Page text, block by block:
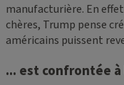
manufacturière. En
chères, Trump pense
américains puissent
... est confrontée